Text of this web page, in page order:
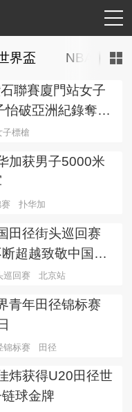
界盃 NBA
聯賽廈門站女子
怡破亞洲紀錄奪冠
子標槍
加获男子5000米
扑华加
田径街头巡回赛
超越致敬中国田
巡回赛 北京站
青年田径锦标赛
锦标赛 田径
炜获得U20田径世
球金牌